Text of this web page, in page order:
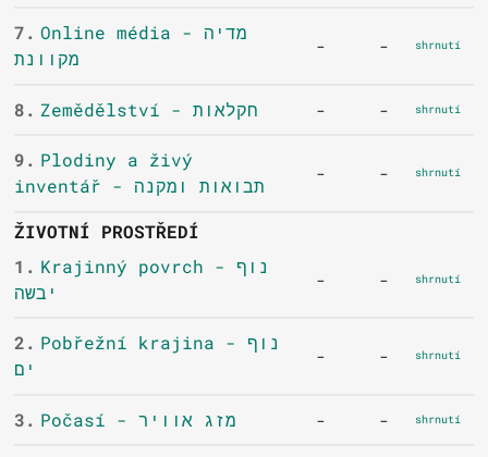
7. Online média - מדיה
מקוונת
- - shrnutí
8. Zemědělství - חקלאות - - shrnutí
9. Plodiny a živý
inventář - תבואות ומקנה
- - shrnutí
ŽIVOTNÍ PROSTŘEDÍ
1. Krajinný povrch - נוף
יבשה
- - shrnutí
2. Pobřežní krajina - נוף
ים
- - shrnutí
3. Počasí - מזג אוויר - - shrnutí